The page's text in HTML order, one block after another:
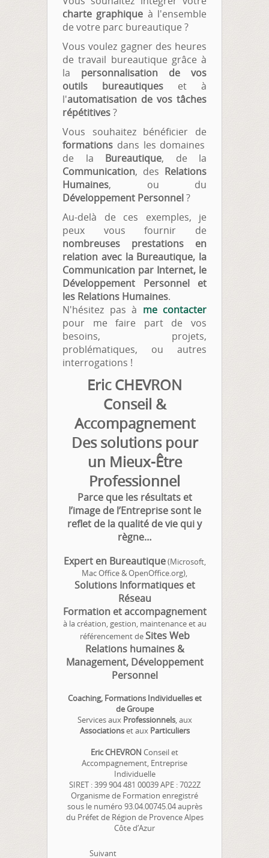
charte graphique à l'ensemble
de votre parc bureautique ?
Vous voulez gagner des heures
de travail bureautique grâce à
la personnalisation de vos
outils bureautiques et à
l'automatisation de vos tâches
répétitives?
Vous souhaitez bénéficier de
formations dans les domaines
de la Bureautique, de la
Communication, des Relations
Humaines, ou du
Développement Personnel?
Au-delà de ces exemples, je
peux vous fournir de
nombreuses prestations en
relation avec la Bureautique, la
Communication par Internet, le
Développement Personnel et
les Relations Humaines.
N'hésitez pas à me contacter
pour me faire part de vos
besoins, projets,
problématiques, ou autres
interrogations !
Eric CHEVRON
Conseil &
Accompagnement
Des solutions pour
un Mieux-Être
Professionnel
Parce que les résultats et
l’image de l’Entreprise sont le
reflet de la qualité de vie qui y
règne…
Expert en Bureautique(Microsoft,
Mac Office & OpenOffice.org),
Solutions Informatiques et
Réseau
Formation et accompagnement
à la création, gestion, maintenance et au
référencement deSites Web
Relations humaines &
Management, Développement
Personnel
Coaching, Formations Individuelles et
de Groupe
Services aux Professionnels, aux
Associationset aux Particuliers
Eric CHEVRON Conseil et
Accompagnement, Entreprise
Individuelle
SIRET : 399 904 481 00039 APE : 7022Z
Organisme de Formation enregistré
sous le numéro 93.04.00745.04 auprès
du Préfet de Région de Provence Alpes
Côte d’Azur
Suivant